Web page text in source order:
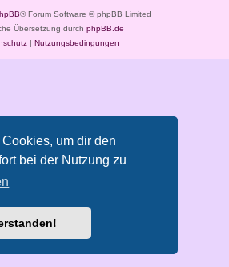
um dir den
bei der Nutzung zu
® Forum Software © phpBB Limited
Übersetzung durch phpBB.de
| Nutzungsbedingungen